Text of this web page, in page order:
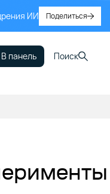
ИИ Поделиться
В панель Поиск